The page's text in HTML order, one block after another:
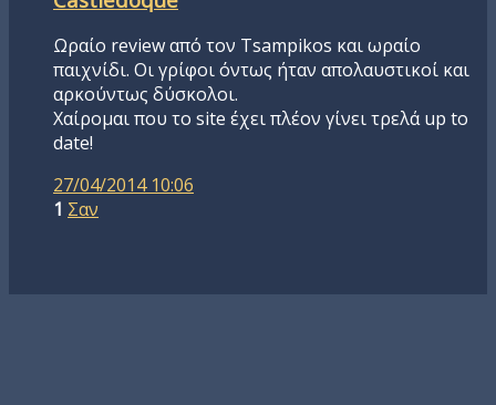
Ωραίο review από τον Tsampikos και ωραίο
παιχνίδι. Οι γρίφοι όντως ήταν απολαυστικοί και
αρκούντως δύσκολοι.
Χαίρομαι που το site έχει πλέον γίνει τρελά up to
date!
27/04/2014 10:06
1 Σαν